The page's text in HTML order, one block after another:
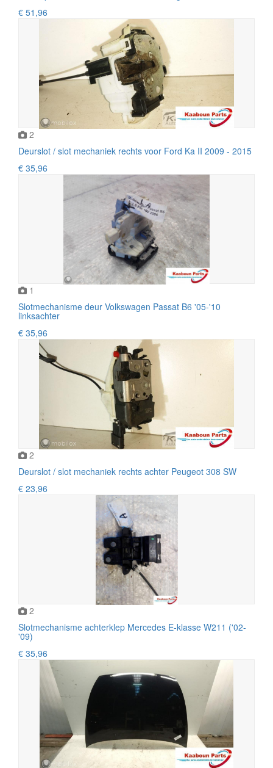
€ 51,96
2
Deurslot / slot mechaniek rechts voor Ford Ka II 2009 - 2015
€ 35,96
1
Slotmechanisme deur Volkswagen Passat B6 '05-'10
linksachter
€ 35,96
2
Deurslot / slot mechaniek rechts achter Peugeot 308 SW
€ 23,96
2
Slotmechanisme achterklep Mercedes E-klasse W211 ('02-
'09)
€ 35,96